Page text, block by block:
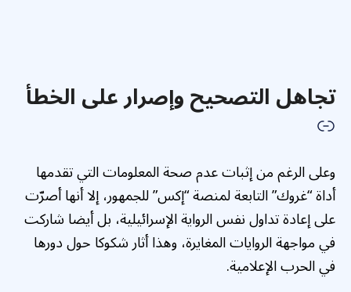
تجاهل التصحيح وإصرار على الخطأ
وعلى الرغم من إثبات عدم صحة المعلومات التي تقدمها
أداة “غروك” التابعة لمنصة “إكس” للجمهور، إلا أنها أصرّت
على إعادة تداول نفس الرواية الإسرائيلية، بل أيضا شاركت
في مواجهة الروايات المغايرة، وهذا أثار شكوكا حول دورها
في الحرب الإعلامية.